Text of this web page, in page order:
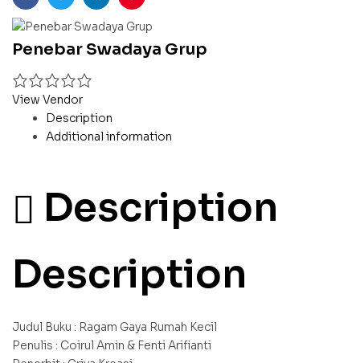
FacebookTwitterLinkedinPinterest
Penebar Swadaya Grup
View Vendor
Description
Additional information
Description
Description
Judul Buku : Ragam Gaya Rumah Kecil
Penulis : Coirul Amin & Fenti Arifianti